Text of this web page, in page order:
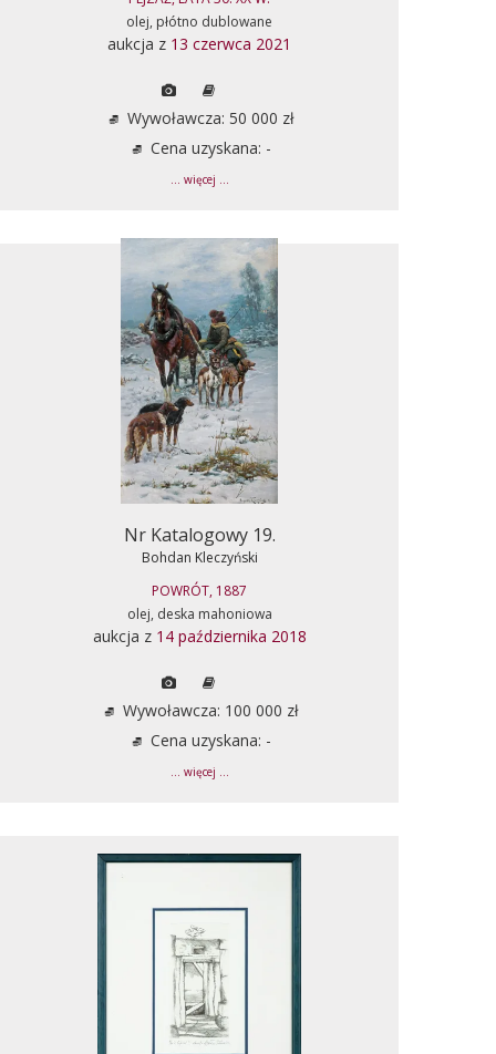
olej, płótno dublowane
aukcja z 13 czerwca 2021
Wywoławcza: 50 000 zł
Cena uzyskana: -
... więcej ...
Nr Katalogowy 19.
Bohdan Kleczyński
POWRÓT, 1887
olej, deska mahoniowa
aukcja z 14 października 2018
Wywoławcza: 100 000 zł
Cena uzyskana: -
... więcej ...